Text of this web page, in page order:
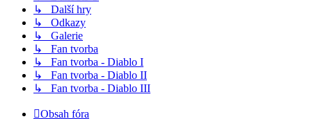
↳ Další hry
↳ Odkazy
↳ Galerie
↳ Fan tvorba
↳ Fan tvorba - Diablo I
↳ Fan tvorba - Diablo II
↳ Fan tvorba - Diablo III
Obsah fóra